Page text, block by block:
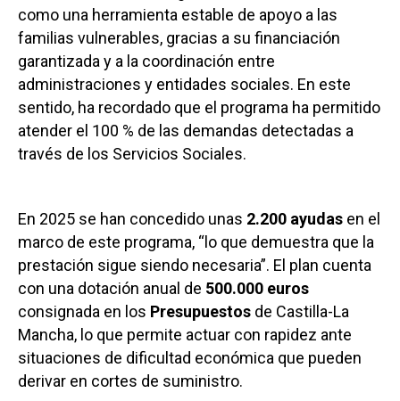
como una herramienta estable de apoyo a las
familias vulnerables, gracias a su financiación
garantizada y a la coordinación entre
administraciones y entidades sociales. En este
sentido, ha recordado que el programa ha permitido
atender el 100 % de las demandas detectadas a
través de los Servicios Sociales.
En 2025 se han concedido unas 2.200 ayudas en el
marco de este programa, “lo que demuestra que la
prestación sigue siendo necesaria”. El plan cuenta
con una dotación anual de 500.000 euros
consignada en los Presupuestos de Castilla-La
Mancha, lo que permite actuar con rapidez ante
situaciones de dificultad económica que pueden
derivar en cortes de suministro.